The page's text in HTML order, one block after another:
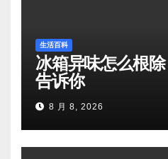
生活百科
冰箱异味怎么根
告诉你
8 月 8, 2026